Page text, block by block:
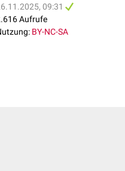
09:31
Aufrufe
BY-NC-SA